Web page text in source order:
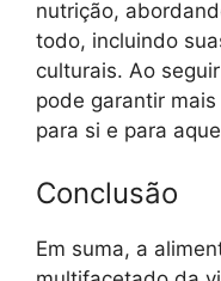
nutrição,
todo, incluindo
culturais. Ao
pode garantir
para si e para
Conclusão
Em suma, a